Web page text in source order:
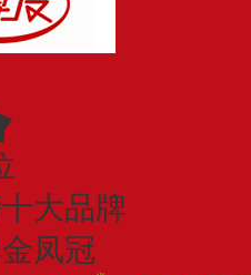
大品牌
凤冠